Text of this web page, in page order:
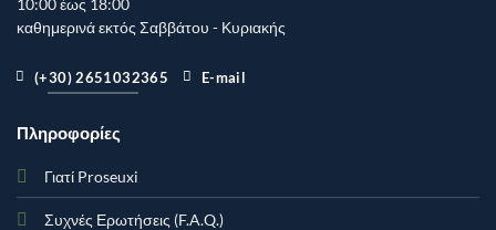
10:00 έως 18:00
καθημερινάεκτός Σαββάτου - Κυριακής
(+30) 2651032365 E-mail
Πληροφορίες
Γιατί Proseuxi
Συχνές Ερωτήσεις (F.A.Q.)